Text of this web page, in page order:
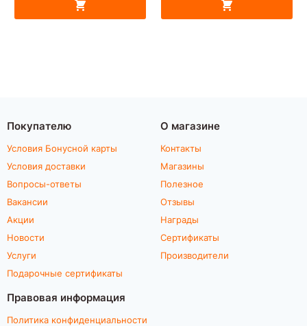
Покупателю
Условия Бонусной карты
Условия доставки
Вопросы-ответы
Вакансии
Акции
Новости
Услуги
Подарочные сертификаты
О магазине
Контакты
Магазины
Полезное
Отзывы
Награды
Сертификаты
Производители
Правовая информация
Политика конфиденциальности